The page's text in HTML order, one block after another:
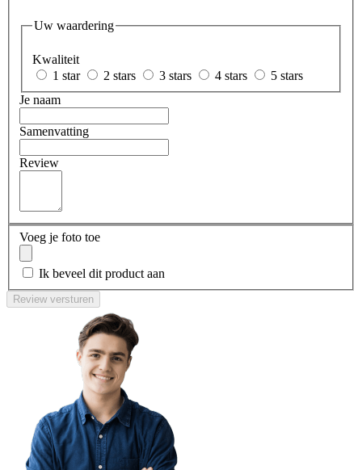
Uw waardering
Kwaliteit
1 star
2 stars 3 stars 4 stars
5 stars
Je naam
Samenvatting
Review
Voeg je foto toe
Ik beveel dit product aan
Review versturen